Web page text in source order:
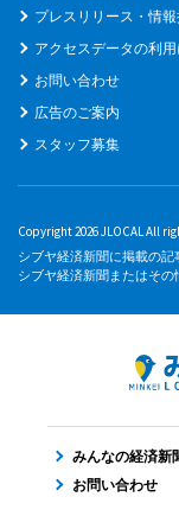
プレスリリース・情
アクセスデータの利
お問い合わせ
広告のご案内
スタッフ募集
Copyright 2026 JLOCAL All
シブヤ経済新聞に掲載の
シブヤ経済新聞またはその
みんなの経済新
お問い合わせ